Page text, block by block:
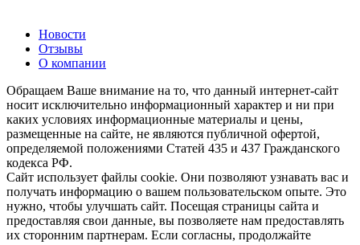
Новости
Отзывы
О компании
Обращаем Ваше внимание на то, что данный интернет-сайт
носит исключительно информационный характер и ни при
каких условиях информационные материалы и цены,
размещенные на сайте, не являются публичной офертой,
определяемой положениями Статей 435 и 437 Гражданского
кодекса РФ.
Сайт использует файлы cookie. Они позволяют узнавать вас и
получать информацию о вашем пользовательском опыте. Это
нужно, чтобы улучшать сайт. Посещая страницы сайта и
предоставляя свои данные, вы позволяете нам предоставлять
их сторонним партнерам. Если согласны, продолжайте